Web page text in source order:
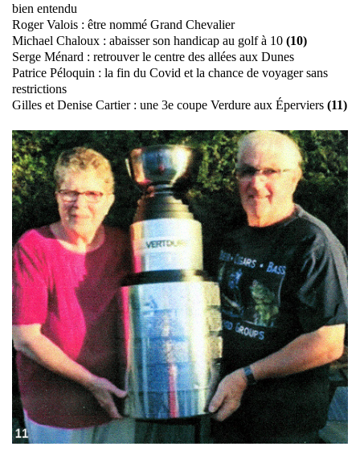
bien entendu
Roger Valois : être nommé Grand Chevalier
Michael Chaloux : abaisser son handicap au golf à 10 (10)
Serge Ménard : retrouver le centre des allées aux Dunes
Patrice Péloquin : la fin du Covid et la chance de voyager sans
restrictions
Gilles et Denise Cartier : une 3e coupe Verdure aux Éperviers (11)